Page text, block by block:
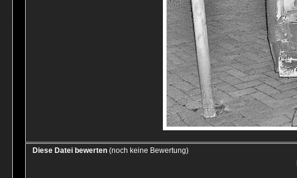
Diese Datei bewerten (noch keine Bewertung)